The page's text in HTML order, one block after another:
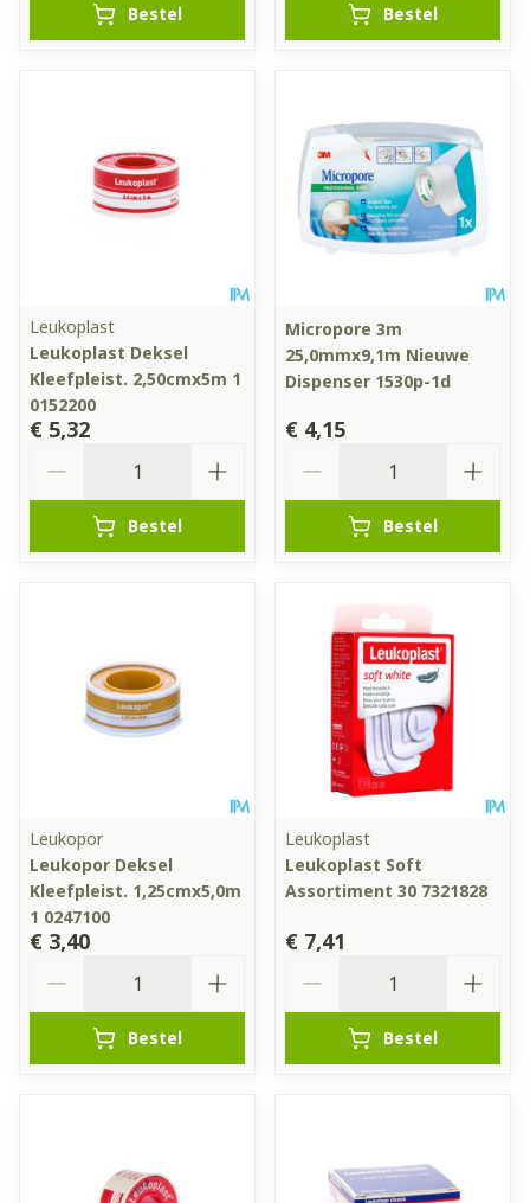
Bestel Bestel
Leukoplast
Leukoplast Deksel
Kleefpleist. 2,50cmx5m 1
0152200
€ 5,32
Bestel
Micropore 3m
25,0mmx9,1m Nieuwe
Dispenser 1530p-1d
€ 4,15
Bestel
Leukopor
Leukopor Deksel
Kleefpleist. 1,25cmx5,0m
1 0247100
€ 3,40
Bestel
Leukoplast
Leukoplast Soft
Assortiment 30 7321828
€ 7,41
Bestel